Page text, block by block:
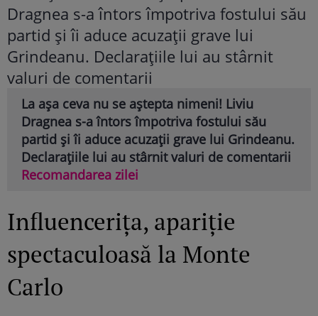
La așa ceva nu se aștepta nimeni! Liviu
Dragnea s-a întors împotriva fostului său
partid și îi aduce acuzații grave lui Grindeanu.
Declarațiile lui au stârnit valuri de comentarii
Recomandarea zilei
Influencerița, apariție
spectaculoasă la Monte
Carlo